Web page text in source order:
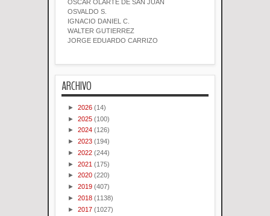
OSCAR OLARTE DE SAN JUAN
OSVALDO S.
IGNACIO DANIEL C.
WALTER GUTIERREZ
JORGE EDUARDO CARRIZO
ARCHIVO
► 2026 (14)
► 2025 (100)
► 2024 (126)
► 2023 (194)
► 2022 (244)
► 2021 (175)
► 2020 (220)
► 2019 (407)
► 2018 (1138)
► 2017 (1027)